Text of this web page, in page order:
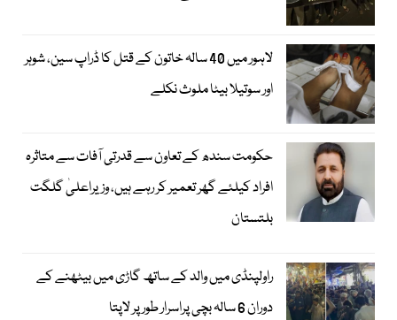
لاہور میں 40 سالہ خاتون کے قتل کا ڈراپ سین، شوہر
اور سوتیلا بیٹا ملوث نکلے
حکومت سندھ کے تعاون سے قدرتی آفات سے متاثرہ
افراد کیلئے گھر تعمیر کر رہے ہیں، وزیراعلیٰ گلگت
بلتستان
راولپنڈی میں والد کے ساتھ گاڑی میں بیٹھنے کے
دوران 6 سالہ بچی پراسرار طور پر لاپتا